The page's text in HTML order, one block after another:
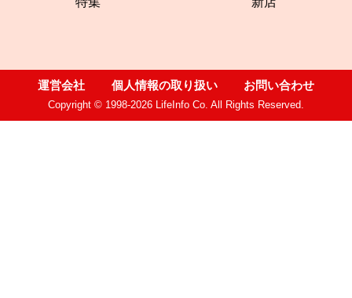
運営会社 個人情報の取り扱い お問い合わせ
Copyright © 1998-2026 LifeInfo Co. All Rights Reserved.